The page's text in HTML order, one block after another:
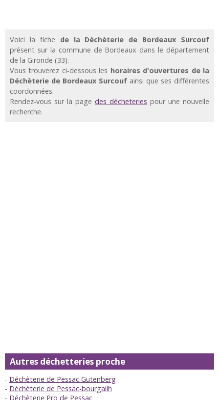
Voici la fiche de la Déchèterie de Bordeaux Surcouf
présent sur la commune de Bordeaux dans le département
de la Gironde (33).
Vous trouverez ci-dessous les horaires d'ouvertures de la
Déchèterie de Bordeaux Surcouf ainsi que ses différentes
coordonnées.
Rendez-vous sur la page des décheteries pour une nouvelle
recherche.
Autres déchetteries proche
Déchèterie de Pessac Gutenberg
Déchèterie de Pessac-bourgailh
Déchèterie Pro de Pessac